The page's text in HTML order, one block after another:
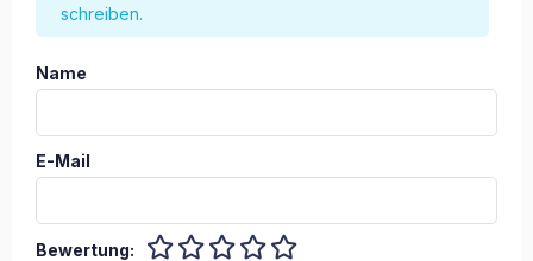
schreiben.
Name
E-Mail
Bewertung: